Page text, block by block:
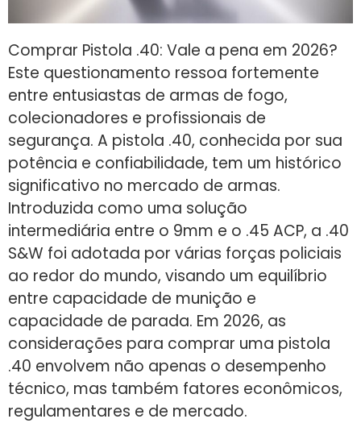
Comprar Pistola .40: Vale a pena em 2026?
Este questionamento ressoa fortemente
entre entusiastas de armas de fogo,
colecionadores e profissionais de
segurança. A pistola .40, conhecida por sua
potência e confiabilidade, tem um histórico
significativo no mercado de armas.
Introduzida como uma solução
intermediária entre o 9mm e o .45 ACP, a .40
S&W foi adotada por várias forças policiais
ao redor do mundo, visando um equilíbrio
entre capacidade de munição e
capacidade de parada. Em 2026, as
considerações para comprar uma pistola
.40 envolvem não apenas o desempenho
técnico, mas também fatores econômicos,
regulamentares e de mercado.